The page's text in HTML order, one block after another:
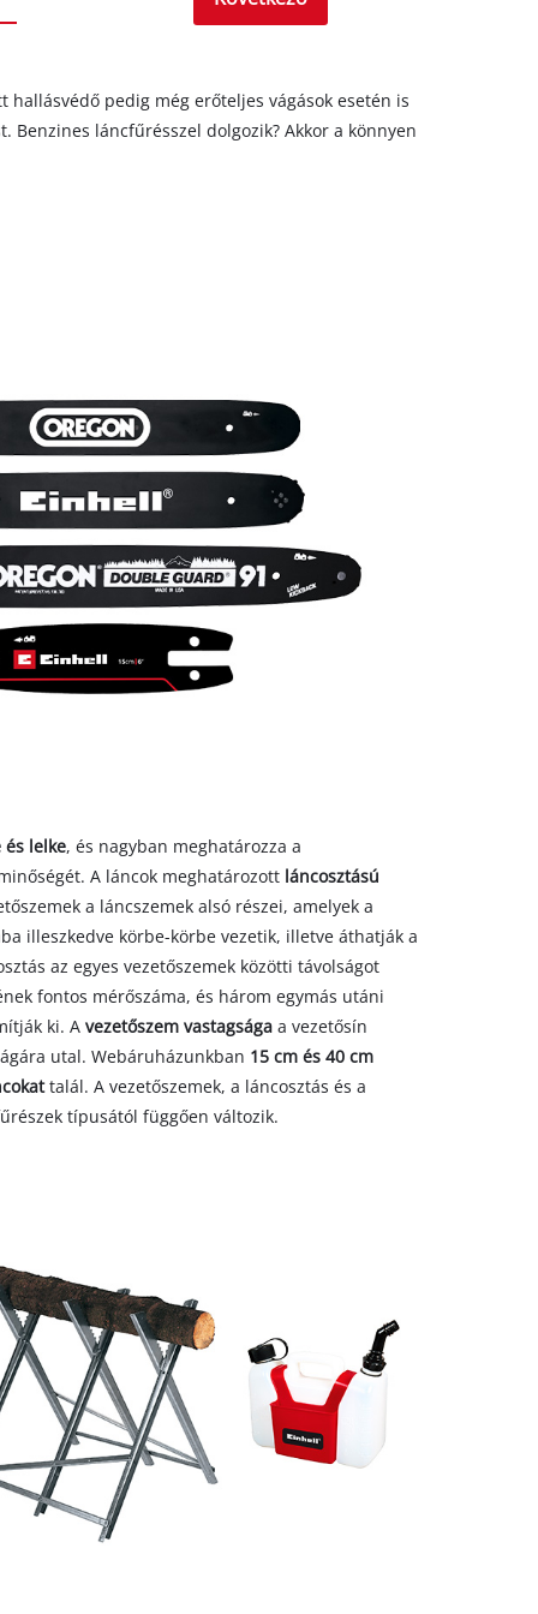
hallásvédő pedig még erőteljes vágások esetén is
láncfűrésszel dolgozik? Akkor a könnyen
és lelke, és nagyban meghatározza a
A láncok meghatározott láncosztású
a láncszemek alsó részei, amelyek a
illeszkedve körbe-körbe vezetik, illetve áthatják a
az egyes vezetőszemek közötti távolságot
fontos mérőszáma, és három egymás utáni
ki. A vezetőszem vastagsága a vezetősín
utal. Webáruházunkban 15 cm és 40 cm
talál. A vezetőszemek, a láncosztás és a
típusától függően változik.